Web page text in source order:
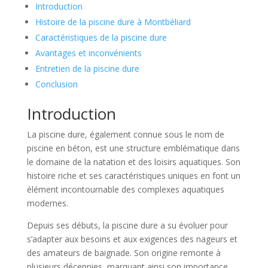
Introduction
Histoire de la piscine dure à Montbéliard
Caractéristiques de la piscine dure
Avantages et inconvénients
Entretien de la piscine dure
Conclusion
Introduction
La piscine dure, également connue sous le nom de
piscine en béton, est une structure emblématique dans
le domaine de la natation et des loisirs aquatiques. Son
histoire riche et ses caractéristiques uniques en font un
élément incontournable des complexes aquatiques
modernes.
Depuis ses débuts, la piscine dure a su évoluer pour
s’adapter aux besoins et aux exigences des nageurs et
des amateurs de baignade. Son origine remonte à